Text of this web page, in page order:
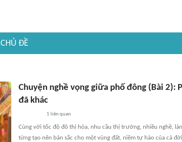
CHỦ ĐỀ
Chuyện nghề vọng giữa phố đông (Bài 2):
đã khác
1 liên quan
Cùng với tốc độ đô thị hóa, nhu cầu thị trường, nhiều nghề,
từng tạo nên bản sắc cho một vùng đất, niềm tự hào của cả